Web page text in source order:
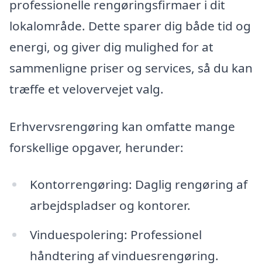
professionelle rengøringsfirmaer i dit
lokalområde. Dette sparer dig både tid og
energi, og giver dig mulighed for at
sammenligne priser og services, så du kan
træffe et velovervejet valg.
Erhvervsrengøring kan omfatte mange
forskellige opgaver, herunder:
Kontorrengøring: Daglig rengøring af
arbejdspladser og kontorer.
Vinduespolering: Professionel
håndtering af vinduesrengøring.